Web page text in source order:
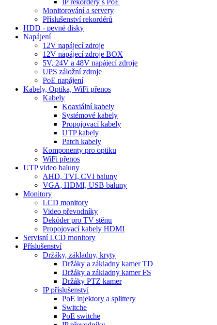
IP rekordéry s PoE
Monitorování a servery
Příslušenství rekordérů
HDD - pevné disky
Napájení
12V napájecí zdroje
12V napájecí zdroje BOX
5V, 24V a 48V napájecí zdroje
UPS záložní zdroje
PoE napájení
Kabely, Optika, WiFi přenos
Kabely
Koaxiální kabely
Systémové kabely
Propojovací kabely
UTP kabely
Patch kabely
Komponenty pro optiku
WiFi přenos
UTP video baluny
AHD, TVI, CVI baluny
VGA, HDMI, USB baluny
Monitory
LCD monitory
Video převodníky
Dekóder pro TV stěnu
Propojovací kabely HDMI
Servisní LCD monitory
Příslušenství
Držáky, základny, kryty
Držáky a základny kamer TD
Držáky a základny kamer FS
Držáky PTZ kamer
IP příslušenství
PoE injektory a splittery
Switche
PoE switche